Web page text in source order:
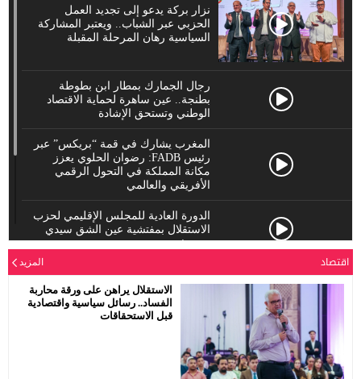
نزار بركة يدعو إلى تجديد العمل
الحزبي عبر الشباب.. ويعتبر المشاركة
السياسية رهان المرحلة المقبلة
رجال الجمارك بمطار ابن بطوطة
بطنجة.. عين ساهرة لحماية الاقتصاد
الوطني وتستحق الإشادة
المغرب يشارك في قمة “بريكس” عبر
رئيس FADB: رضوان الحلوي يعزز
مكانة المملكة في التحول الرقمي
الأفريقي والعالمي
الدورة العادية للمجلس الإقليمي لحزب
الاستقلال بمفتشية عين الشق سيدي
معروف
رئيس جماعة البروج / اقليم سطات : لا
يحترم جلالة الملك محمد السادس
نصره.
اقتصاد المزيد
الاستقلال يراهن على ورقة محاربة
الفساد.. رسائل سياسية واقتصادية
قبل الاستحقاقات